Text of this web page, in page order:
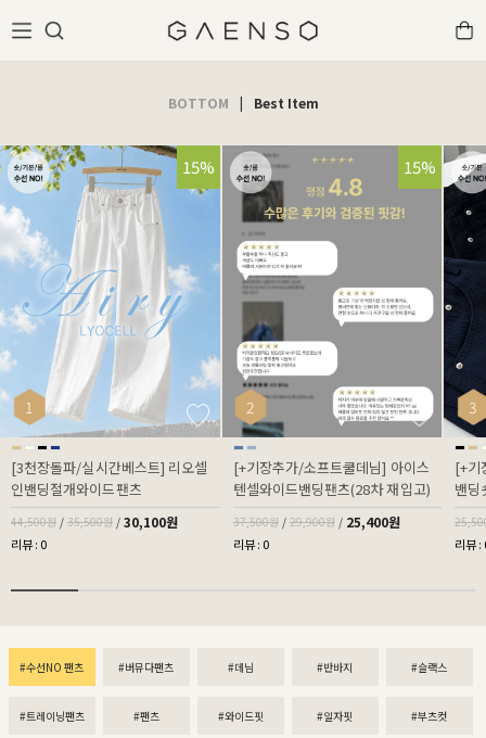
BOTTOM | Best Item
1
32%
15%
[3천장돌파/실시간베스트] 리오셀
인밴딩절개와이드팬츠
44,500원 / 35,500원 / 30,100원
리뷰 : 0
2
32%
15%
[+기장추가/소프트쿨데님] 아이스
텐셀와이드밴딩팬츠(28차 재입고)
37,500원 / 29,900원 / 25,400원
리뷰 : 0
3
[+기
밴딩
리뷰 :
#수선NO 팬츠 #버뮤다팬츠 #데님 #반바지 #슬랙스
#트레이닝팬츠 #팬츠 #와이드핏 #일자핏 #부츠컷